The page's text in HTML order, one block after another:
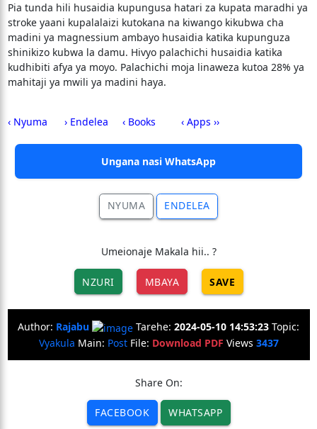
Pia tunda hili husaidia kupungusa hatari za kupata maradhi ya
stroke yaani kupalalaizi kutokana na kiwango kikubwa cha
madini ya magnessium ambayo husaidia katika kupunguza
shinikizo kubwa la damu. Hivyo palachichi husaidia katika
kudhibiti afya ya moyo. Palachichi moja linaweza kutoa 28% ya
mahitaji ya mwili ya madini haya.
‹ Nyuma › Endelea ‹ Books ‹ Apps ››
Ungana nasi WhatsApp
NYUMA ENDELEA
Umeionaje Makala hii.. ?
NZURI MBAYA SAVE
Author: Rajabu Tarehe: 2024-05-10 14:53:23 Topic:
Vyakula Main: PostFile: Download PDF Views 3437
Share On:
FACEBOOK WHATSAPP